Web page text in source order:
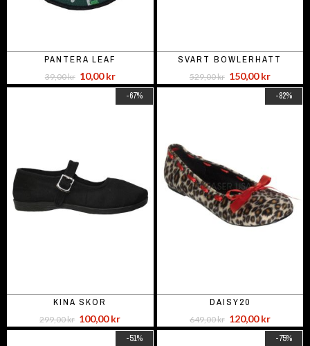
PANTERA LEAF
39,00 kr 10,00 kr
SVART BOWLERHATT
150,00 kr
529,00 kr
-67%
KINA SKOR
100,00 kr
299,00 kr
-82%
DAISY20
120,00 kr
649,00 kr
-51% -75%